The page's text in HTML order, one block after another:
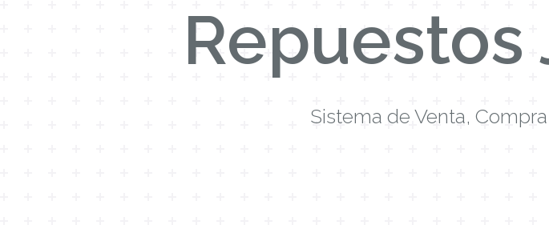
Repuestos
Sistema de Venta,